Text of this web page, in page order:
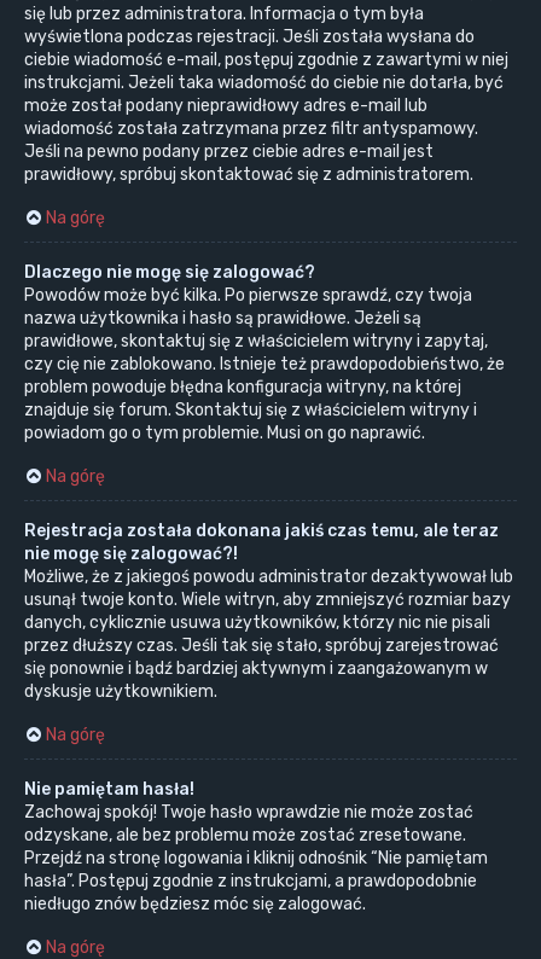
się lub przez administratora. Informacja o tym była
wyświetlona podczas rejestracji. Jeśli została wysłana do
ciebie wiadomość e-mail, postępuj zgodnie z zawartymi w niej
instrukcjami. Jeżeli taka wiadomość do ciebie nie dotarła, być
może został podany nieprawidłowy adres e-mail lub
wiadomość została zatrzymana przez filtr antyspamowy.
Jeśli na pewno podany przez ciebie adres e-mail jest
prawidłowy, spróbuj skontaktować się z administratorem.
Na górę
Dlaczego nie mogę się zalogować?
Powodów może być kilka. Po pierwsze sprawdź, czy twoja
nazwa użytkownika i hasło są prawidłowe. Jeżeli są
prawidłowe, skontaktuj się z właścicielem witryny i zapytaj,
czy cię nie zablokowano. Istnieje też prawdopodobieństwo, że
problem powoduje błędna konfiguracja witryny, na której
znajduje się forum. Skontaktuj się z właścicielem witryny i
powiadom go o tym problemie. Musi on go naprawić.
Na górę
Rejestracja została dokonana jakiś czas temu, ale teraz
nie mogę się zalogować?!
Możliwe, że z jakiegoś powodu administrator dezaktywował lub
usunął twoje konto. Wiele witryn, aby zmniejszyć rozmiar bazy
danych, cyklicznie usuwa użytkowników, którzy nic nie pisali
przez dłuższy czas. Jeśli tak się stało, spróbuj zarejestrować
się ponownie i bądź bardziej aktywnym i zaangażowanym w
dyskusje użytkownikiem.
Na górę
Nie pamiętam hasła!
Zachowaj spokój! Twoje hasło wprawdzie nie może zostać
odzyskane, ale bez problemu może zostać zresetowane.
Przejdź na stronę logowania i kliknij odnośnik “Nie pamiętam
hasła”. Postępuj zgodnie z instrukcjami, a prawdopodobnie
niedługo znów będziesz móc się zalogować.
Na górę